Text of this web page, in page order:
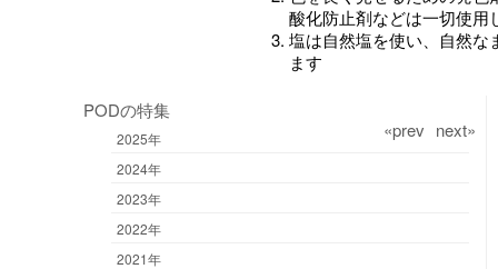
酸化防止剤などは一切使用
塩は自然塩を使い、自然な
ます
next»
«prev
PODの特集
2025年
2024年
2023年
2022年
2021年